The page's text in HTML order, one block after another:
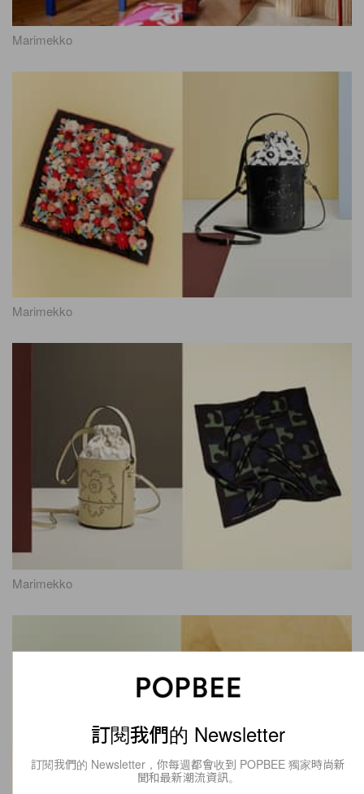
Marimekko
Marimekko
Marimekko
訂閱我們的 Newsletter
訂閱我們的 Newsletter，你每週都會收到 POPBEE 獨家時尚新
聞和最新潮流資訊。